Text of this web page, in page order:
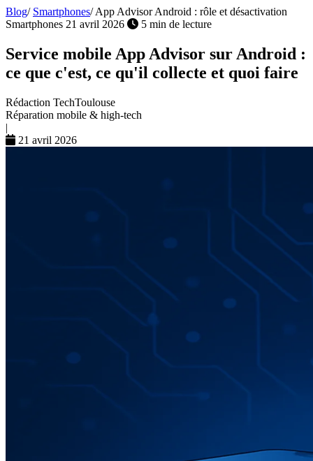
Blog/ Smartphones/ App Advisor Android : rôle et désactivation
Smartphones 21 avril 2026 5 min de lecture
Service mobile App Advisor sur Android :
ce que c'est, ce qu'il collecte et quoi faire
Rédaction TechToulouse
Réparation mobile & high-tech
|
21 avril 2026